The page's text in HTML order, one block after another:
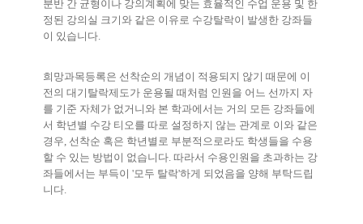
분반 간 균형이나 강의계획에 맞는 효율적인 수업 운용 및 한
정된 강의실 크기와 같은 이유로 수강탈락이 발생한 강좌들
이 있습니다.
희망과목등록은 선착순의 개념이 적용되지 않기 때문에 이
전의 대기탈락제도가 운용될 때처럼 인원을 어느 선까지 자
를 기준 자체가 없거니와 본 학과에서는 거의 모든 강좌들에
서 학년별 수강 티오를 따로 설정하지 않는 관계로 이와 같은
경우, 선착순 혹은 학년별로 부분적으로라도 학생들을 수용
할 수 있는 방법이 없습니다. 따라서 수용인원을 초과하는 강
좌들에서는 부득이 '모두 탈락'하게 되었음을 양해 부탁드립
니다.